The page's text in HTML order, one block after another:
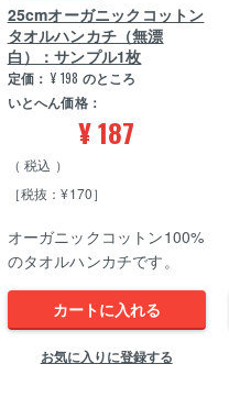
25cmオーガニックコットン
タオルハンカチ（無漂
白）：サンプル1枚
定価： ¥ 198 のところ
いとへん価格：
¥187
税込
［税抜：¥170］
オーガニックコットン100%
のタオルハンカチです。
カートに入れる
お気に入りに登録する